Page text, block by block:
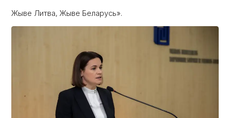
Жыве Литва, Жыве Беларусь».